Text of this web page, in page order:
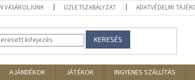
VÁSÁROLJUNK ÜZLETSZABÁLYZAT ADATVÉDELMI
KERESÉS
AJÁNDÉKOK JÁTÉKOK INGYENES SZÁLLÍTÁS